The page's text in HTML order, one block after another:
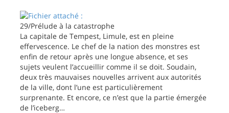
29/Prélude à la catastrophe
La capitale de Tempest, Limule, est en pleine
effervescence. Le chef de la nation des monstres est
enfin de retour après une longue absence, et ses
sujets veulent l’accueillir comme il se doit. Soudain,
deux très mauvaises nouvelles arrivent aux autorités
de la ville, dont l’une est particulièrement
surprenante. Et encore, ce n’est que la partie émergée
de l’iceberg…